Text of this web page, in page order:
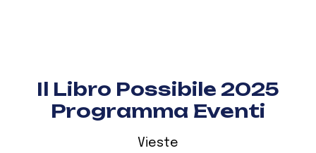
Il Libro Possibile 2025
Programma Eventi
Vieste